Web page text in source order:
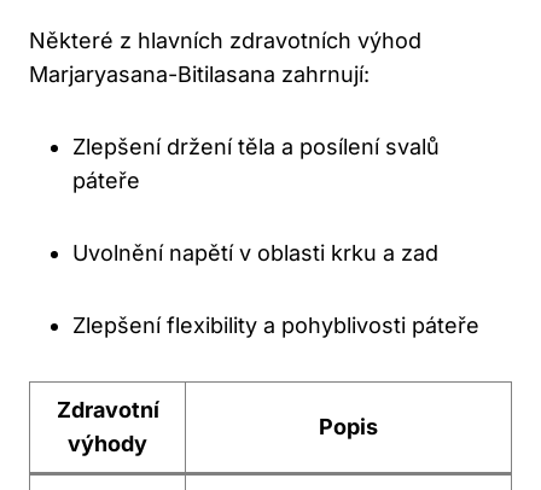
Některé z hlavních zdravotních výhod
Marjaryasana-Bitilasana zahrnují:
Zlepšení ‌držení těla a posílení svalů‍
páteře
Uvolnění napětí v‍ oblasti krku a zad
Zlepšení flexibility a pohyblivosti páteře
Zdravotní
⁤výhody
Popis